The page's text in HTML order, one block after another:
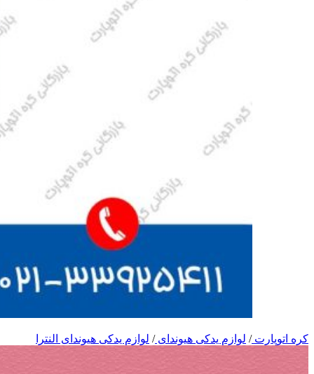
کره اتوپارت/ لوازم یدکی هیوندای/ لوازم یدکی هیوندای النترا